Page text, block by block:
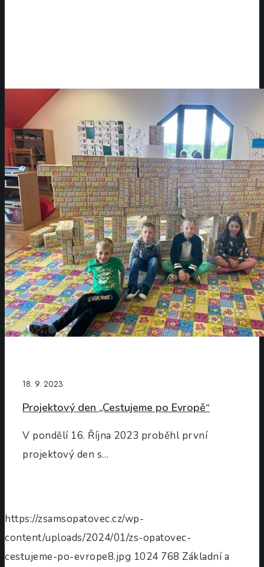
18. 9. 2023
Projektový den „Cestujeme po Evropě“
V pondělí 16. Října 2023 proběhl první
projektový den s…
https://zsamsopatovec.cz/wp-
content/uploads/2024/01/zs-opatovec-
cestujeme-po-evrope8.jpg 1024 768 Základní a